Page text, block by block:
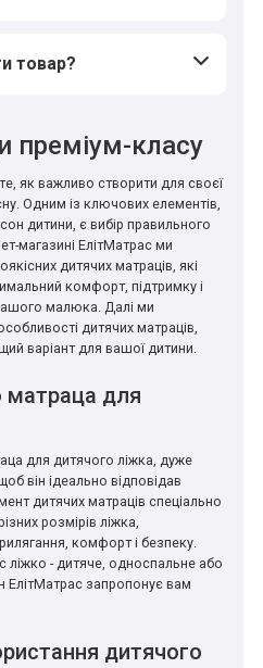
товар?
преміум-класу
як важливо створити для своєї
Одним із ключових елементів,
дитини, є вибір правильного
магазині ЕлітМатрас ми
дитячих матраців, які
комфорт, підтримку і
малюка. Далі ми
дитячих матраців,
варіант для вашої дитини.
матраца для
для дитячого ліжка, дуже
він ідеально відповідав
дитячих матраців спеціально
розмірів ліжка,
комфорт і безпеку.
ліжко - дитяче, односпальне або
ЕлітМатрас запропонує вам
дитячого